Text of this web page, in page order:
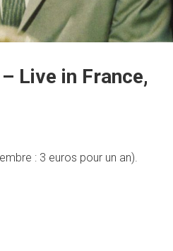
Live in France,
: 3 euros pour un an).